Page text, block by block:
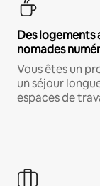
Des logements
nomades
Vous êtes un
un séjour
espaces de